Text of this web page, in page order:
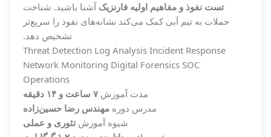
تست نفوذ و مفاهیم اولیه فارنزیک آشنا باشید. شناخت
حملات به تیم آبی کمک می‌کند نشانه‌های نفوذ را سریع‌تر
تشخیص دهد.
Threat Detection Log Analysis Incident Response
Network Monitoring Digital Forensics SOC
Operations
مدت آموزش۷ ساعت و ۱۴ دقیقه
مدرس دورهمهندس رضا حسین‌زاده
شیوه آموزشتئوری و عملی